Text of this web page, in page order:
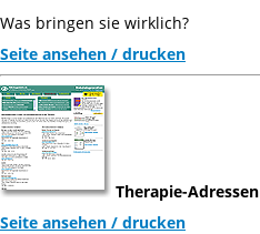
Was bringen sie wirklich?
Seite ansehen / drucken
Therapie-Adressen
Seite ansehen / drucken